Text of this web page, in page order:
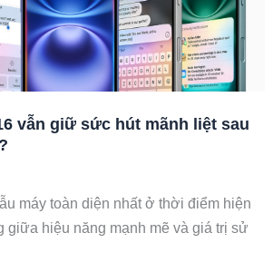
vẫn giữ sức hút mãnh liệt sau
máy toàn diện nhất ở thời điểm hiện
giữa hiệu năng mạnh mẽ và giá trị sử